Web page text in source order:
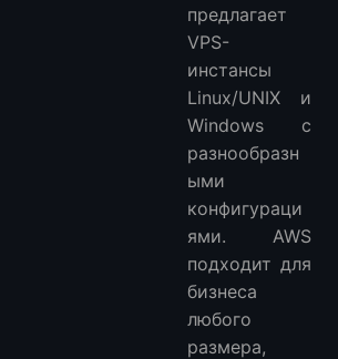
предлагает
VPS-
инстансы
Linux/UNIX и
Windows с
разнообразн
ыми
конфигураци
ями. AWS
подходит для
бизнеса
любого
размера,